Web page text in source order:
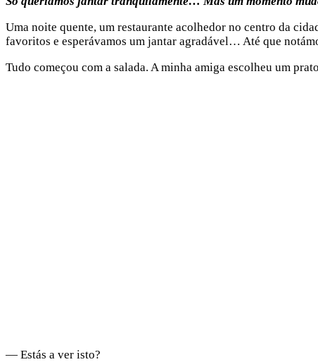
Uma noite quente, um restaurante acolhedor no centro da
favoritos e esperávamos um jantar agradável… Até que
Tudo começou com a salada. A minha amiga escolheu um
— Estás a ver isto?